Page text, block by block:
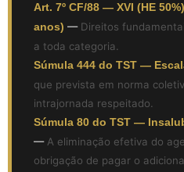
Art. 7º CF/88 — XVI (HE
anos) — Direitos
a toda categoria.
Súmula 444 do TST —
que prevista em norma
intrajornada respeitado.
Súmula 80 do TST —
—A eliminação efetiva do
obrigação de pagar o